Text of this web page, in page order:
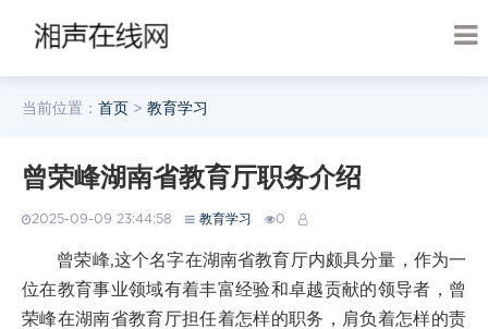
当前位置： 首页 > 教育学习
曾荣峰湖南省教育厅职务介绍
2025-09-09 23:44:58 教育学习 0
曾荣峰,这个名字在湖南省教育厅内颇具分量，作为一
位在教育事业领域有着丰富经验和卓越贡献的领导者，曾
荣峰在湖南省教育厅担任着怎样的职务，肩负着怎样的责